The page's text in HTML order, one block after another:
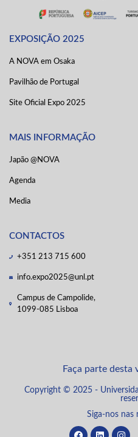
EXPOSIÇÃO 2025
A NOVA em Osaka
Pavilhão de Portugal
Site Oficial Expo 2025
MAIS INFORMAÇÃO
Japão @NOVA
Agenda
Media
CONTACTOS
+351 213 715 600
info.expo2025@unl.pt
Campus de Campolide,
1099-085 Lisboa
Faça parte desta
Copyright © 2025 -
Siga-nos nas